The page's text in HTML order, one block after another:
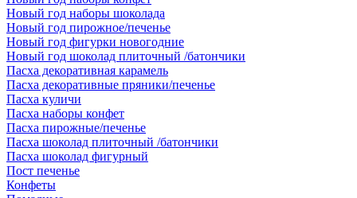
Новый год наборы шоколада
Новый год пирожное/печенье
Новый год фигурки новогодние
Новый год шоколад плиточный /батончики
Пасха декоративная карамель
Пасха декоративные пряники/печенье
Пасха куличи
Пасха наборы конфет
Пасха пирожные/печенье
Пасха шоколад плиточный /батончики
Пасха шоколад фигурный
Пост печенье
Конфеты